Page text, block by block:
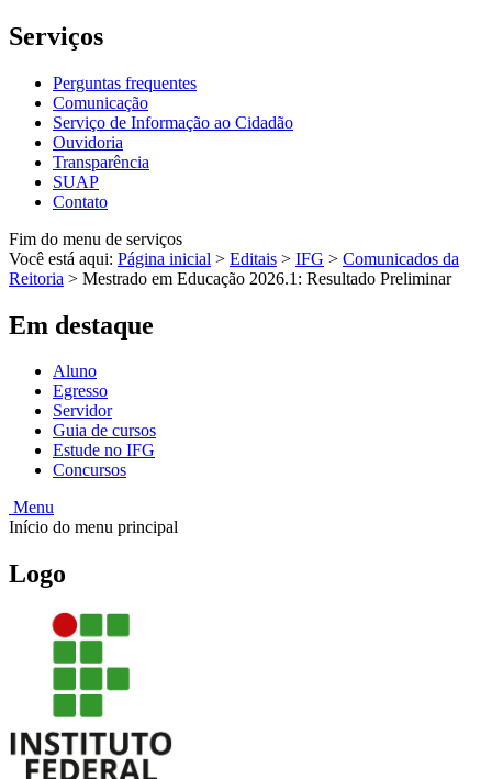
Serviços
Perguntas frequentes
Comunicação
Serviço de Informação ao Cidadão
Ouvidoria
Transparência
SUAP
Contato
Fim do menu de serviços
Você está aqui: Página inicial > Editais > IFG > Comunicados da
Reitoria > Mestrado em Educação 2026.1: Resultado Preliminar
Em destaque
Aluno
Egresso
Servidor
Guia de cursos
Estude no IFG
Concursos
Menu
Início do menu principal
Logo